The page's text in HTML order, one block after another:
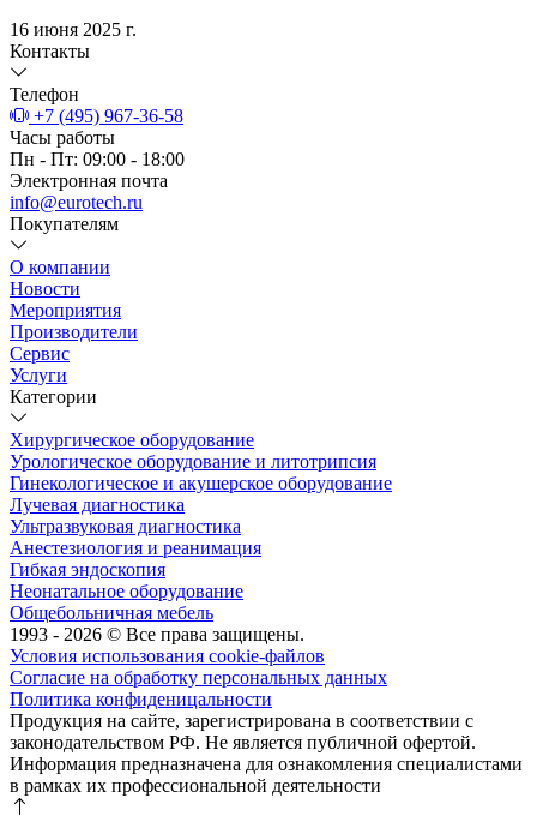
16 июня 2025 г.
Контакты
Телефон
+7 (495) 967-36-58
Часы работы
Пн - Пт: 09:00 - 18:00
Электронная почта
info@eurotech.ru
Покупателям
О компании
Новости
Мероприятия
Производители
Сервис
Услуги
Категории
Хирургическое оборудование
Урологическое оборудование и литотрипсия
Гинекологическое и акушерское оборудование
Лучевая диагностика
Ультразвуковая диагностика
Анестезиология и реанимация
Гибкая эндоскопия
Неонатальное оборудование
Общебольничная мебель
1993 - 2026 © Все права защищены.
Условия использования cookie-файлов
Согласие на обработку персональных данных
Политика конфиденицальности
Продукция на сайте, зарегистрирована в соответствии с
законодательством РФ. Не является публичной офертой.
Информация предназначена для ознакомления специалистами
в рамках их профессиональной деятельности